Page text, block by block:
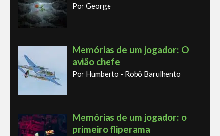
Por George
Memórias de um jogador: O
avião chefe
Por Humberto - Robô Barulhento
Memórias de um jogador: o
primeiro fliperama